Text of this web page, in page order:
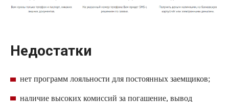
Недостатки
нет программ лояльности для постоянных заемщиков;
наличие высоких комиссий за погашение, вывод